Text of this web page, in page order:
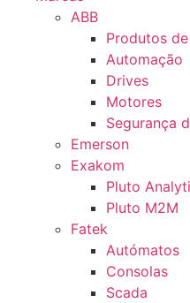
ABB
Produtos
Automação
Drives
Motores
Segurança
Emerson
Exakom
Pluto
Pluto M2M
Fatek
Autómatos
Consolas
Scada